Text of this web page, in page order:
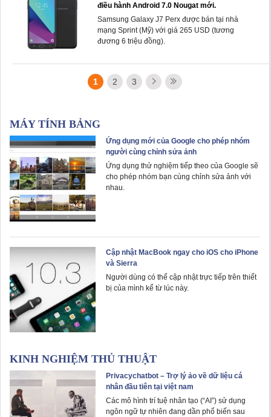
điều hành Android 7.0 Nougat mới.
Samsung Galaxy J7 Perx được bán tại nhà
mạng Sprint (Mỹ) với giá 265 USD (tương
đương 6 triệu đồng).
1 2 3
MÁY TÍNH BẢNG
Ứng dụng mới của Google cho phép nhóm
người cùng chỉnh sửa ảnh
Ứng dụng thử nghiệm tiếp theo của Google sẽ
cho phép nhóm bạn cùng chỉnh sửa ảnh với
nhau.
Cập nhật MacBook ngay cho iOS cho iPhone
và Sierra
Người dùng có thể cập nhật trực tiếp trên thiết
bị của mình kể từ lúc này.
KINH NGHIỆM THỦ THUẬT
Privacychatbot – Trợ lý ảo về dữ liệu cá
nhân đầu tiên tại việt nam
Các mô hình trí tuệ nhân tạo (“AI”) sử dụng
ngôn ngữ tự nhiên đang dần phổ biến sau